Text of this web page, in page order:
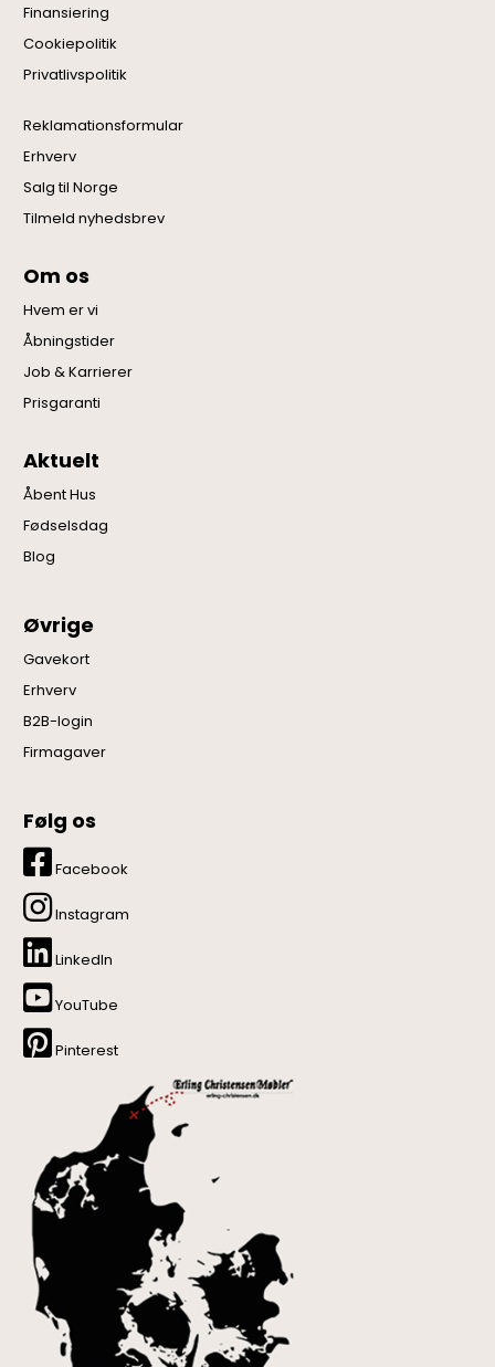
Finansiering
Cookiepolitik
Privatlivspolitik
Reklamationsformular
Erhverv
Salg til Norge
Tilmeld nyhedsbrev
Om os
Hvem er vi
Åbningstider
Job & Karrierer
Prisgaranti
Aktuelt
Åbent Hus
Fødselsdag
Blog
Øvrige
Gavekort
Erhverv
B2B-login
Firmagaver
Følg os
Facebook
Instagram
LinkedIn
YouTube
Pinterest